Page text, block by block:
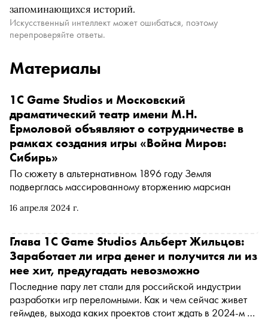
запоминающихся историй.
Искусственный интеллект может ошибаться, поэтому
перепроверяйте ответы.
Материалы
16 апреля 2024 г.
1C Game Studios и Московский
драматический театр имени М.Н.
Ермоловой объявляют о сотрудничестве в
рамках создания игры «Война Миров:
Сибирь»
По сюжету в альтернативном 1896 году Земля
подверглась массированному вторжению марсиан
Глава 1C Game Studios Альберт Жильцов:
Заработает ли игра денег и получится ли из
нее хит, предугадать невозможно
Последние пару лет стали для российской индустрии
разработки игр переломными. Как и чем сейчас живет
геймдев, выхода каких проектов стоит ждать в 2024-м и